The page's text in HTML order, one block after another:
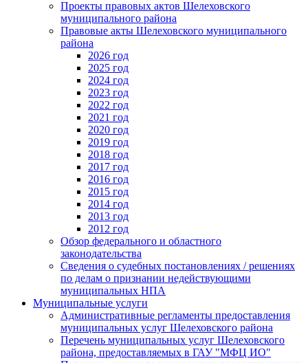
Проекты правовых актов Шелеховского
муниципального района
Правовые акты Шелеховского муниципального
района
2026 год
2025 год
2024 год
2023 год
2022 год
2021 год
2020 год
2019 год
2018 год
2017 год
2016 год
2015 год
2014 год
2013 год
2012 год
Обзор федерального и областного
законодательства
Сведения о судебных постановлениях / решениях
по делам о признании недействующими
муниципальных НПА
Муниципальные услуги
Административные регламенты предоставления
муниципальных услуг Шелеховского района
Перечень муниципальных услуг Шелеховского
района, предоставляемых в ГАУ "МФЦ ИО"